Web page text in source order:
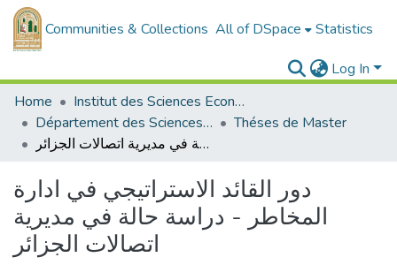
Communities & Collections All of DSpace Statistics
Log In
Home
Institut des Sciences Economiques, Commerciales et des Sciences de Gestion
Département des Sciences de Gestion
Théses de Master
دور القائد الاستراتيجي في ادارة المخاطر - دراسة حالة في مديرية اتصالات الجزائر
دور القائد الاستراتيجي في ادارة
المخاطر - دراسة حالة في مديرية
اتصالات الجزائر